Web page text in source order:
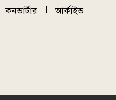
কনভার্টার আর্কাইভ